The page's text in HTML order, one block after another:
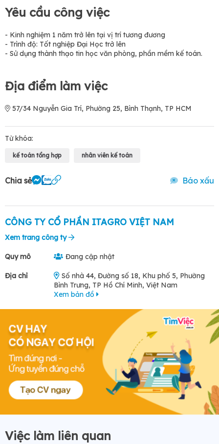
Yêu cầu công việc
- Kinh nghiệm 1 năm trở lên tại vị trí tương đương
- Trình độ: Tốt nghiệp Đại Học trở lên
- Sử dụng thành thạo tin học văn phòng, phần mềm kế toán.
Địa điểm làm việc
57/34 Nguyễn Gia Trí, Phường 25, Bình Thạnh, TP HCM
Từ khóa:
kế toán tổng hợp nhân viên kế toán
Chia sẻ Báo xấu
CÔNG TY CỔ PHẦN ITAGRO VIỆT NAM
Xem trang công ty
Quy mô Đang cập nhật
Địa chỉ
Số nhà 44, Đường số 18, Khu phố 5, Phường
Bình Trưng, TP Hồ Chí Minh, Việt Nam
Xem bản đồ
Việc làm liên quan